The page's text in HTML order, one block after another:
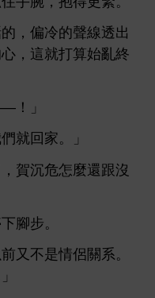
，偏
線透
， 就打算始
終
！」
們就回
。」
，賀沉危
麼還跟沒
腳步。
又 侶
系。